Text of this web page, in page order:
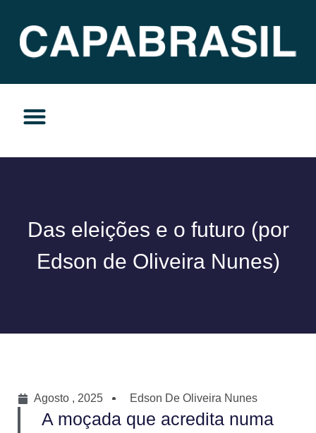
Das eleições e o futuro (por
Edson de Oliveira Nunes)
Agosto , 2025 Edson De Oliveira Nunes
A moçada que acredita numa